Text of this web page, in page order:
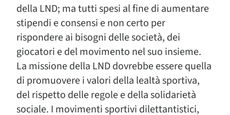
della LND; ma tutti spesi al fine di aumentare
stipendi e consensi e non certo per
rispondere ai bisogni delle società, dei
giocatori e del movimento nel suo insieme.
La missione della LND dovrebbe essere quella
di promuovere i valori della lealtà sportiva,
del rispetto delle regole e della solidarietà
sociale. I movimenti sportivi dilettantistici,